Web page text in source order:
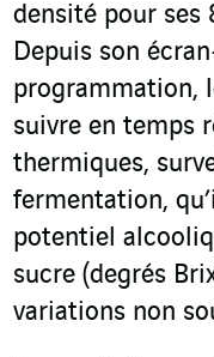
densité pour ses
Depuis son
programmation,
suivre en temps
thermiques,
fermentation,
potentiel
sucre (degrés
variations non